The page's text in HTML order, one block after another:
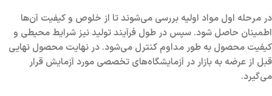
در مرحله اول مواد اولیه بررسی می‌شوند تا از خلوص و کیفیت آن‌ها
اطمینان حاصل شود. سپس در طول فرآیند تولید نیز شرایط محیطی و
کیفیت محصول به طور مداوم کنترل می‌شود. در نهایت محصول نهایی
قبل از عرضه به بازار در آزمایشگاه‌های تخصصی مورد آزمایش قرار
می‌گیرد.